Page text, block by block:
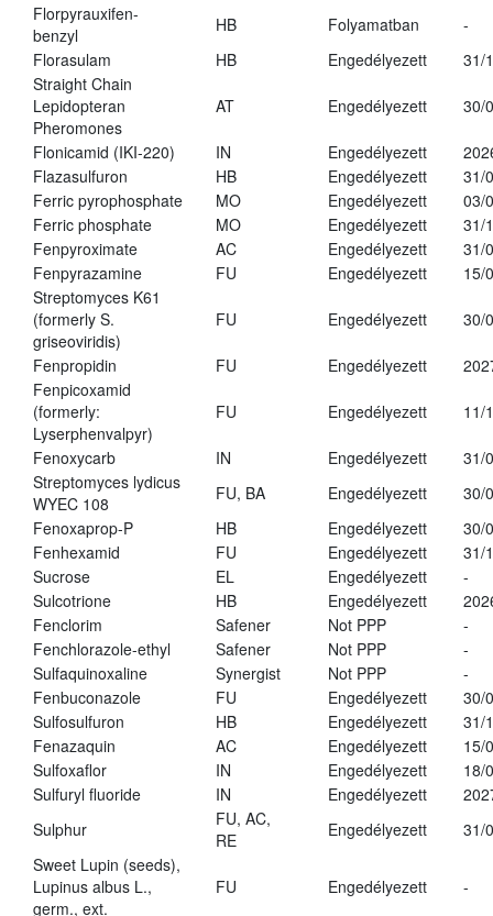
Florpyrauxifen-
benzyl
HB Folyamatban
-
Florasulam
HB Engedélyezett
31/
Straight Chain
Lepidopteran
Pheromones
AT Engedélyezett 30/
Flonicamid (IKI-220) IN Engedélyezett
Flazasulfuron
HB Engedélyezett
31/
Ferric pyrophosphate
MO Engedélyezett
03/
Ferric phosphate
MO Engedélyezett
31/
Fenpyroximate
AC Engedélyezett
31/
Fenpyrazamine
FU Engedélyezett
15/
Streptomyces K61
(formerly S.
griseoviridis)
FU Engedélyezett 30/
Fenpropidin FU Engedélyezett
Fenpicoxamid
(formerly:
Lyserphenvalpyr)
FU Engedélyezett 11/
Fenoxycarb IN Engedélyezett
31/
Streptomyces lydicus
WYEC 108
FU, BA Engedélyezett
30/
Fenoxaprop-P
HB Engedélyezett
30/
Fenhexamid
FU Engedélyezett
31/
Sucrose
EL Engedélyezett
-
Sulcotrione
HB Engedélyezett
Fenclorim
Safener Not PPP
-
Fenchlorazole-ethyl
Safener Not PPP
-
Sulfaquinoxaline
Synergist Not PPP
-
Fenbuconazole
FU Engedélyezett
30/
Sulfosulfuron
HB Engedélyezett
31/
Fenazaquin
AC Engedélyezett
15/
Sulfoxaflor
IN Engedélyezett
18/
Sulfuryl fluoride
IN Engedélyezett
Sulphur
FU, AC,
RE
Engedélyezett
31/
Sweet Lupin (seeds),
Lupinus albus L.,
germ., ext.
FU Engedélyezett -